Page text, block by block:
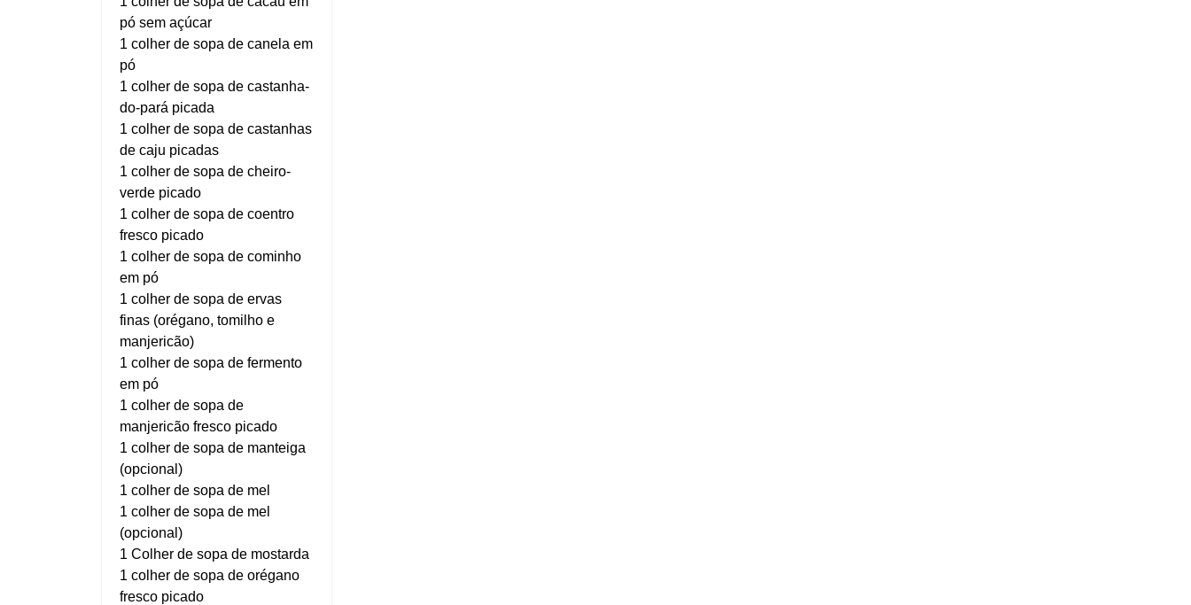
pó sem açúcar
1 colher de sopa de canela em
pó
1 colher de sopa de castanha-
do-pará picada
1 colher de sopa de castanhas
de caju picadas
1 colher de sopa de cheiro-
verde picado
1 colher de sopa de coentro
fresco picado
1 colher de sopa de cominho
em pó
1 colher de sopa de ervas
finas (orégano, tomilho e
manjericão)
1 colher de sopa de fermento
em pó
1 colher de sopa de
manjericão fresco picado
1 colher de sopa de manteiga
(opcional)
1 colher de sopa de mel
1 colher de sopa de mel
(opcional)
1 Colher de sopa de mostarda
1 colher de sopa de orégano
fresco picado